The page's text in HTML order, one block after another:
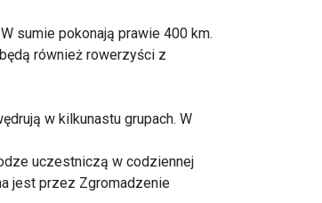
sumie pokonają prawie 400 km.
również rowerzyści z
w kilkunastu grupach. W
uczestniczą w codziennej
jest przez Zgromadzenie